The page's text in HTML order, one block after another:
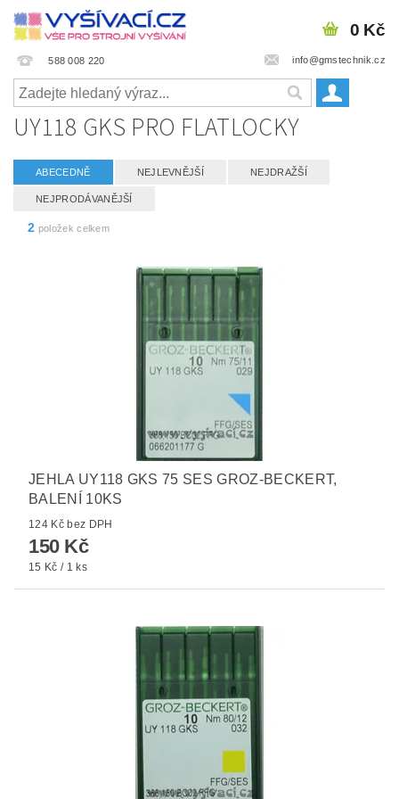
588 008 220 info@gmstechnik.cz
0 Kč
UY118 GKS PRO FLATLOCKY
ABECEDNĚ NEJLEVNĚJŠÍ NEJDRAŽŠÍ
NEJPRODÁVANĚJŠÍ
2 položek celkem
JEHLA UY118 GKS 75 SES GROZ-BECKERT,
BALENÍ 10KS
124 Kč bez DPH
150 Kč
15 Kč / 1 ks